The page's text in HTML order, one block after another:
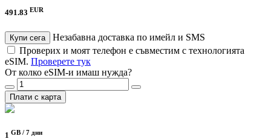
491.83 EUR
Купи сега
Незабавна доставка по имейл и SMS
Проверих и моят телефон е съвместим с технологията
eSIM. Проверете тук
От колко eSIM-и имаш нужда?
Плати с карта
1 GB / 7 дни